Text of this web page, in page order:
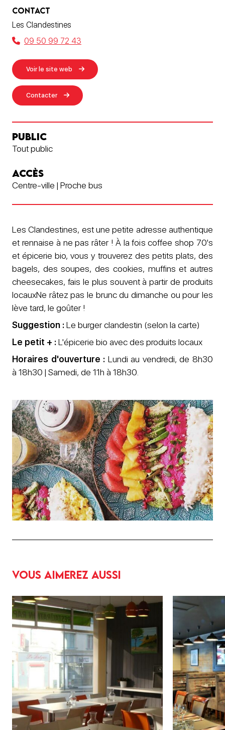
CONTACT
Les Clandestines
09 50 99 72 43
Voir le site web
Contacter
PUBLIC
Tout public
ACCÈS
Centre-ville | Proche bus
Les Clandestines, est une petite adresse authentique
et rennaise à ne pas râter ! À la fois coffee shop 70's
et épicerie bio, vous y trouverez des petits plats, des
bagels, des soupes, des cookies, muffins et autres
cheesecakes, fais le plus souvent à partir de produits
locauxNe râtez pas le brunc du dimanche ou pour les
lève tard, le goûter !
Suggestion :Le burger clandestin (selon la carte)
Le petit + :L'épicerie bio avec des produits locaux
Horaires d'ouverture : Lundi au vendredi, de 8h30
à 18h30 | Samedi, de 11h à 18h30.
Vous aimerez aussi